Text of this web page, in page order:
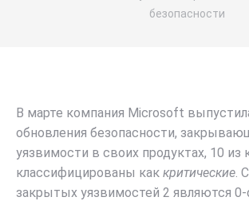
безопасности
В марте компания Microsoft
обновления безопасности,
уязвимости в своих продуктах, 10
классифицированы как критические.
закрытых уязвимостей 2 являются 0-